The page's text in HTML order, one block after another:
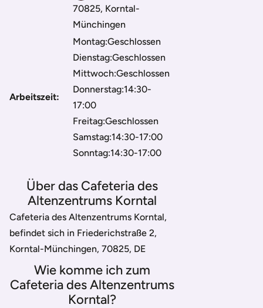
70825, Korntal-
Münchingen
Arbeitszeit:
Montag:Geschlossen
Dienstag:Geschlossen
Mittwoch:Geschlossen
Donnerstag:14:30-
17:00
Freitag:Geschlossen
Samstag:14:30-17:00
Sonntag:14:30-17:00
Über das Cafeteria des
Altenzentrums Korntal
Cafeteria des Altenzentrums Korntal,
befindet sich in Friederichstraße 2,
Korntal-Münchingen, 70825, DE
Wie komme ich zum
Cafeteria des Altenzentrums
Korntal?